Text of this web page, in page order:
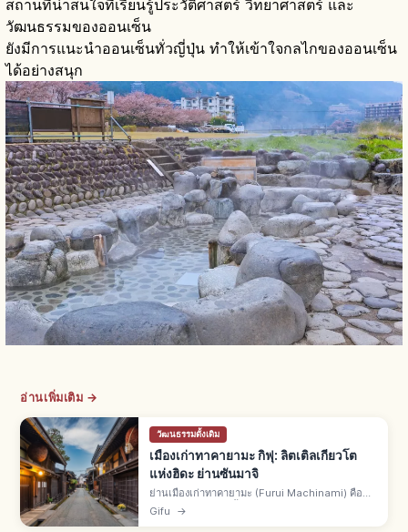
สถานที่น่าสนใจที่เรียนรู้ประวัติศาสตร์ วิทยาศาสตร์ และ
วัฒนธรรมของออนเซ็น
ยังมีการแนะนำออนเซ็นทั่วญี่ปุ่น ทำให้เข้าใจกลไกของออนเซ็น
ได้อย่างสนุก
อ่านเพิ่มเติม →
วัฒนธรรมดั้งเดิม
เมืองเก่าทาคายามะ กิฟุ: ลิตเติลเกียวโต
แห่งฮิดะ ย่านซันมาจิ
ย่านเมืองเก่าทาคายามะ (Furui Machinami) คือ
เขตซันมาจิอนุรักษ์ดั้งเดิมแห่งชาติ จ.กิฟุ ฉายา ลิต
Gifu →